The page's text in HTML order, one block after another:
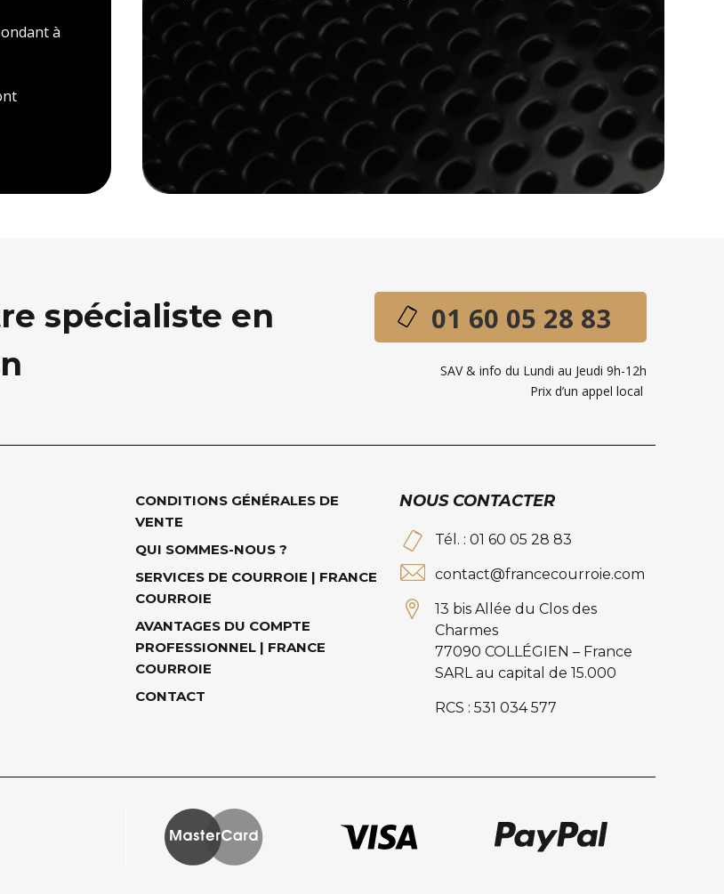
à
spécialiste en
01 60 05 28 83
SAV & info du Lundi au Jeudi 9h-12h
Prix d’un appel local
CONDITIONS GÉNÉRALES DE
VENTE
QUI SOMMES-NOUS ?
SERVICES DE COURROIE | FRANCE
COURROIE
AVANTAGES DU COMPTE
PROFESSIONNEL | FRANCE
COURROIE
CONTACT
NOUS CONTACTER
Tél. : 01 60 05 28 83
contact@francecourroie.com
13 bis Allée du Clos des
Charmes
77090 COLLÉGIEN – France
SARL au capital de 15.000
RCS : 531 034 577